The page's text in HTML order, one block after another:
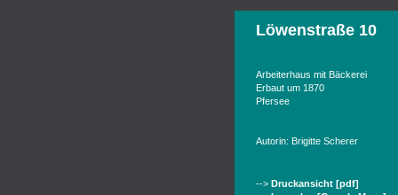
Löwenstraße 10
Arbeiterhaus mit Bäckerei
Erbaut um 1870
Pfersee
Autorin: Brigitte Scherer
--> Druckansicht [pdf]